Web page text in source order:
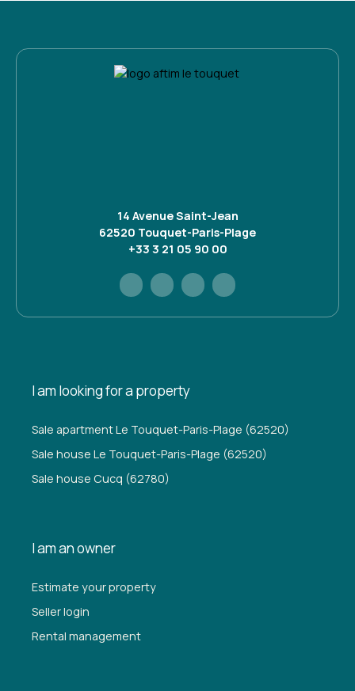
14 Avenue Saint-Jean
62520 Touquet-Paris-Plage
+33 3 21 05 90 00
I am looking for a property
Sale apartment Le Touquet-Paris-Plage (62520)
Sale house Le Touquet-Paris-Plage (62520)
Sale house Cucq (62780)
I am an owner
Estimate your property
Seller login
Rental management